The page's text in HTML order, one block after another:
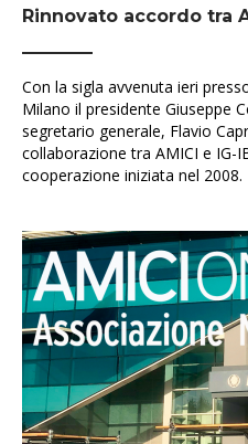
Rinnovato accordo tra
Con la sigla avvenuta ieri
Milano il presidente Giuseppe
segretario generale, Flavio
collaborazione tra AMICI e
cooperazione iniziata nel 2008.